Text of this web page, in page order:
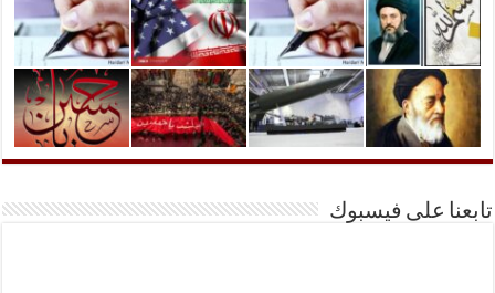
تابعنا على فيسبوك